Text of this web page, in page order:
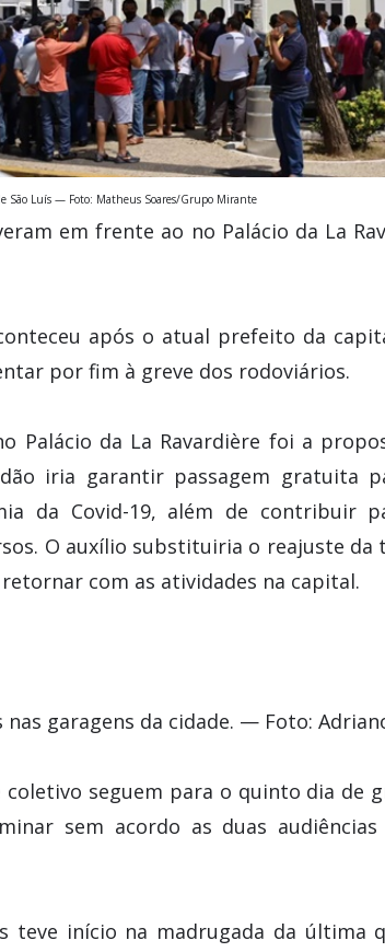
São Luís — Foto: Matheus Soares/Grupo Mirante
em frente ao no Palácio da La
após o atual prefeito da
por fim à greve dos rodoviários.
Palácio da La Ravardière foi a
iria garantir passagem gratuita
da Covid-19, além de contribuir
O auxílio substituiria o reajuste da
com as atividades na capital.
garagens da cidade. — Foto:
seguem para o quinto dia de
sem acordo as duas
teve início na madrugada da última